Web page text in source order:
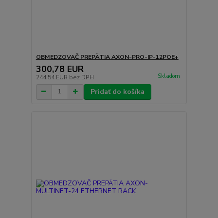
OBMEDZOVAČ PREPÄTIA AXON-PRO-IP-12POE+
300,78 EUR
244,54 EUR bez DPH Skladom
Pridať do košíka